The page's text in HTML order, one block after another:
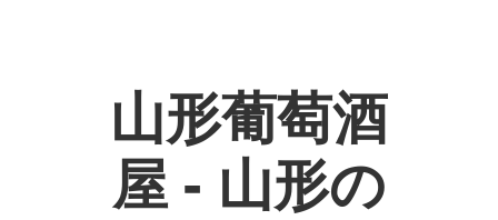
山形葡萄酒
屋 - 山形の